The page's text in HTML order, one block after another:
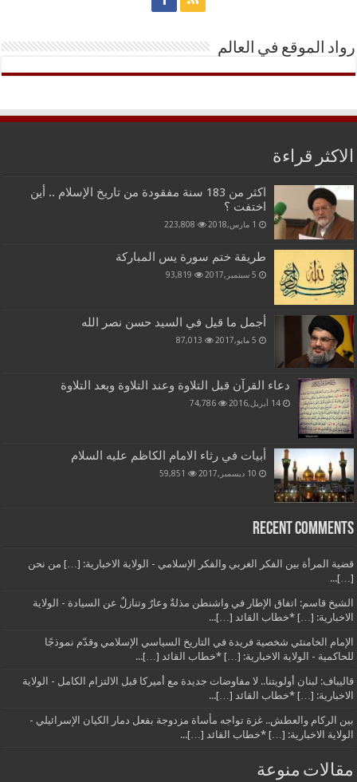
رواد الموقع في العالم
الاكثر قراءة
اكثر من 183 سنة مفقودة من تاريخ الإسلام .. أين
اختفت ؟
1 مارس,2018 223,808
طريقة ختم سورة يس المباركة
5 سبتمبر,2017 93,819
أجمل ما قيل في السيد حسن نصر الله
5 مايو,2017 87,013
دعاء القرآن قبل التلاوة وعند التلاوة وبعد التلاوة
14 أبريل,2016 74,786
أبيات في رثاء الامام الكاظم عليه السلام
10 ديسمبر,2017 59,851
Recent Comments
قضية المرأة بين الفكر الغربي والفكر الإسلامي - الولاية الاخبارية: […] من نحن
[…]...
الشيخ قاسم: اتفاق الإطار في واشنطن مذلةٌ وعارٌ وتنازلٌ عن السيادة - الولاية
الاخبارية: […] *خطاب القائد […]...
الإمام الخامنئي شخصية فريدة في التاريخ السياسي الإسلامي وقدّم نموذجًا
للحاكمية - الولاية الاخبارية: […] *خطاب القائد […]...
قاليباف: لبنان أولويتنا.. لا مفاوضات جديدة مع أميركا قبل الالتزام الكامل - الولاية
الاخبارية: […] *خطاب القائد […]...
بين الركام والعطش.. غزة تواجه مأساة مزدوجة بفعل دمار الكيان الإسرائيلي -
الولاية الاخبارية: […] *خطاب القائد […]...
مقالات منوعة